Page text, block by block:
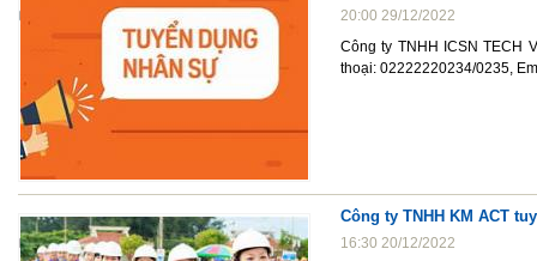
20:00 29/12/2022
Công ty TNHH ICSN TECH
thoại: 02222220234/0235,
Công ty TNHH KM ACT
16:30 20/12/2022